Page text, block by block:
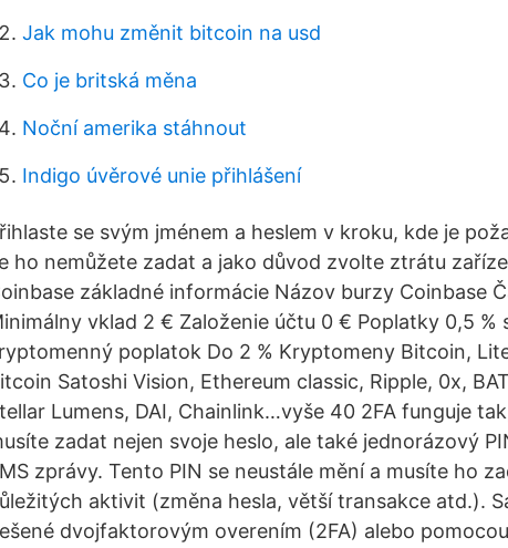
Jak mohu změnit bitcoin na usd
Co je britská měna
Noční amerika stáhnout
Indigo úvěrové unie přihlášení
se svým jménem a heslem v kroku, kde je
ho nemůžete zadat a jako důvod zvolte ztrátu
základné informácie Názov burzy Coinbase
vklad 2 € Založenie účtu 0 € Poplatky 0,5 %
poplatok Do 2 % Kryptomeny Bitcoin,
Satoshi Vision, Ethereum classic, Ripple, 0x,
Lumens, DAI, Chainlink…vyše 40 2FA funguje
zadat nejen svoje heslo, ale také jednorázový
zprávy. Tento PIN se neustále mění a musíte ho
aktivit (změna hesla, větší transakce atd.).
dvojfaktorovým overením (2FA) alebo